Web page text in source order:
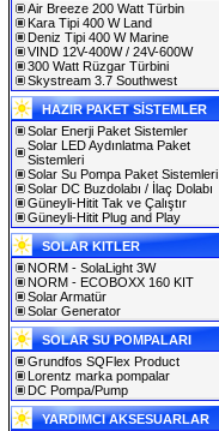
Air Breeze 200 Watt Türbin
Kara Tipi 400 W Land
Deniz Tipi 400 W Marine
VIND 12V-400W / 24V-600W
300 Watt Rüzgar Türbini
Skystream 3.7 Southwest
HAZIR PAKET SİSTEMLER
Solar Enerji Paket Sistemler
Solar LED Aydınlatma Paket
Sistemleri
Solar Su Pompa Paket Sistemleri
Solar DC Buzdolabı / İlaç Dolabı
Güneyli-Hitit Tak ve Çalıştır
Güneyli-Hitit Plug and Play
SOLAR KITLER
NORM - SolaLight 3W
NORM - ECOBOXX 160 KIT
Solar Armatür
Solar Generator
SOLAR SU POMPALARI
Grundfos SQFlex Product
Lorentz marka pompalar
DC Pompa/Pump
YARDIMCI AKSESUARLAR